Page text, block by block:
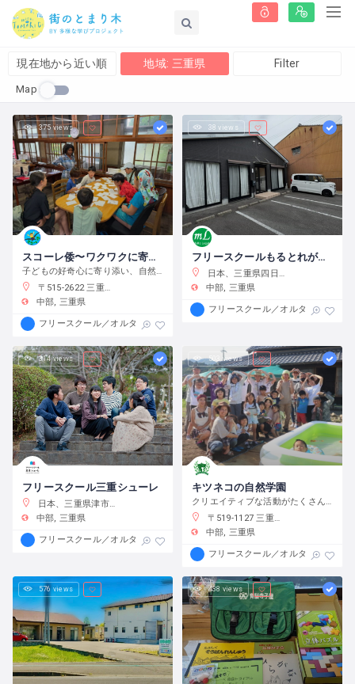
現在地から近い順 地域: 三重県 Filter
Map
375 views
スコーレ倭〜ワクワクに寄り添う学校〜
子どもの好奇心に寄り添い、自然体験と創作活動を通してこの世界の面白さへと導きます。
〒515-2622 三重県津市白山町中ノ村１３８−４
中部 三重県
フリースクール／オルタナティブスクール
38 views
フリースクールもるとれがーと
日本、三重県四日市市塩浜４３７−１
中部 三重県
フリースクール／オルタナティブス
314 views
フリースクール三重シューレ
日本、三重県津市広明町３２８ 津ビル
中部 三重県
フリースクール／オルタナティブスクール
503 views
キツネコの自然学園
クリエイティブな活動がたくさんできる自然豊かなオルタナティブ教育
〒519-1127 三重県亀山市加太中在家７１６５
中部 三重県
フリースクール／オルタナティブス
576 views 438 views